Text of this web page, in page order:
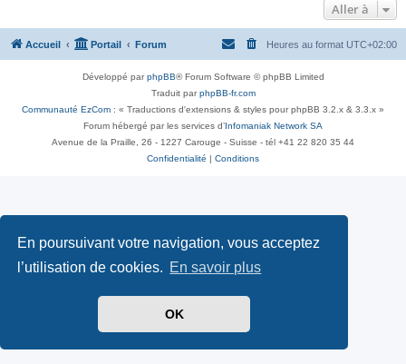
En poursuivant votre navigation, vous acceptez
l’utilisation de cookies. En savoir plus
OK
Aller à
Accueil Portail Forum Heures au format UTC+02:00
Développé parphpBB® Forum Software © phpBB Limited
Traduit parphpBB-fr.com
Communauté EzCom : « Traductions d'extensions & styles pour phpBB 3.2.x & 3.3.x »
Forum hébergé par les services d’ Infomaniak Network SA
Avenue de la Praille, 26 - 1227 Carouge - Suisse - tél +41 22 820 35 44
Confidentialité
Conditions